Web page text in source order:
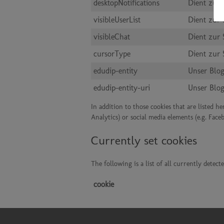
desktopNotifications
Dient zur
visibleUserList
Dient zur
visibleChat
Dient zur
cursorType
Dient zur
edudip-entity
Unser
edudip-entity-uri
Unser
In addition to those cookies that are listed
Analytics) or social media elements (e.g.
Currently set cookies
The following is a list of all currently
cookie